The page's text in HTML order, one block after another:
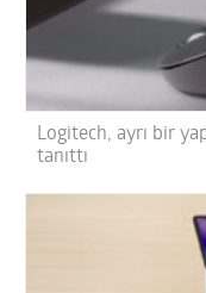
Logitech, ayrı bir
tanıttı